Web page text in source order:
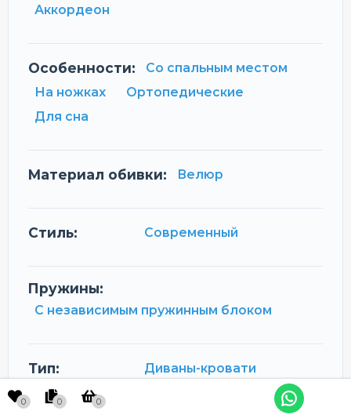
Аккордеон
Особенности:
Со спальным местом
На ножках
Ортопедические
Для сна
Материал обивки: Велюр
Стиль: Современный
Пружины:
С независимым пружинным блоком
Тип: Диваны-кровати
0 0 0